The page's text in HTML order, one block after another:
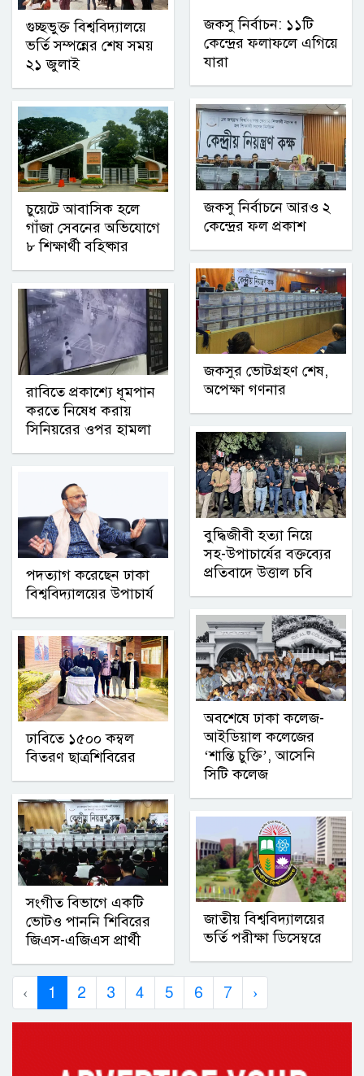
গুচ্ছভুক্ত বিশ্ববিদ্যালয়ে
ভর্তি সম্পন্নের শেষ সময়
২১ জুলাই
চুয়েটে আবাসিক হলে
গাঁজা সেবনের অভিযোগে
৮ শিক্ষার্থী বহিষ্কার
রাবিতে প্রকাশ্যে ধূমপান
করতে নিষেধ করায়
সিনিয়রের ওপর হামলা
পদত্যাগ করেছেন ঢাকা
বিশ্ববিদ্যালয়ের উপাচার্য
ঢাবিতে ১৫০০ কম্বল
বিতরণ ছাত্রশিবিরের
সংগীত বিভাগে একটি
ভোটও পাননি শিবিরের
জিএস-এজিএস প্রার্থী
জকসু নির্বাচন: ১১টি
কেন্দ্রের ফলাফলে এগিয়ে
যারা
জকসু নির্বাচনে আরও ২
কেন্দ্রের ফল প্রকাশ
জকসুর ভোটগ্রহণ শেষ,
অপেক্ষা গণনার
বুদ্ধিজীবী হত্যা নিয়ে
সহ-উপাচার্যের বক্তব্যের
প্রতিবাদে উত্তাল চবি
অবশেষে ঢাকা কলেজ-
আইডিয়াল কলেজের
‘শান্তি চুক্তি’, আসেনি
সিটি কলেজ
জাতীয় বিশ্ববিদ্যালয়ের
ভর্তি পরীক্ষা ডিসেম্বরে
‹ 1 2 3 4 5 6 7 ›